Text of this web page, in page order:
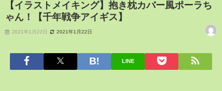
【イラストメイキング】抱き枕カバー風ポーラち
ゃん！【千年戦争アイギス】
2021年1月22日 2021年1月22日
LINE